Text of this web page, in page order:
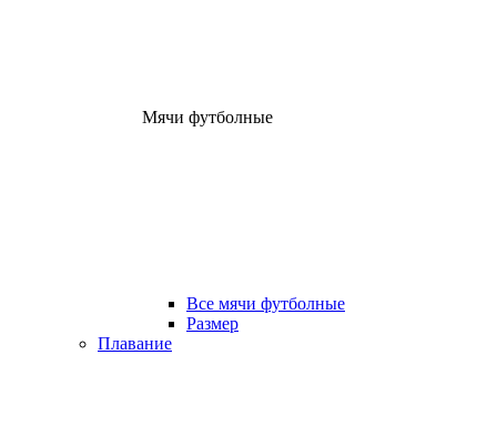
Мячи футболные
Все мячи футболные
Размер
Плавание